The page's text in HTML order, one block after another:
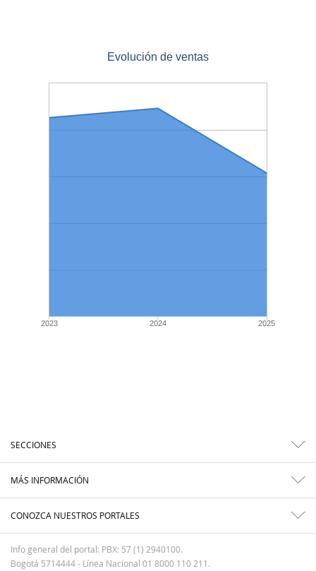
Evolución de ventas
2023 2024 2025
SECCIONES
MÁS INFORMACIÓN
CONOZCA NUESTROS PORTALES
Info general del portal: PBX: 57 (1) 2940100.
Bogotá 5714444 - Línea Nacional 01 8000 110 211.